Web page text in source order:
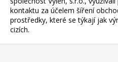
kontaktu za účelem šíření
prostředky, které se týkají jak
cizích.